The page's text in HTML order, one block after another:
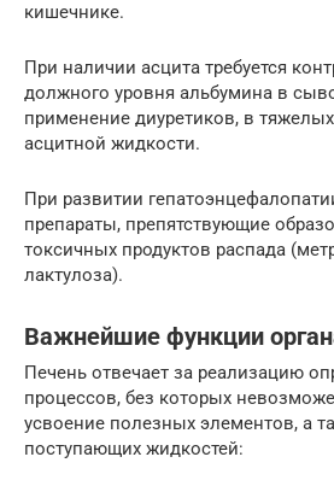
кишечнике.
При наличии асцита требуется
должного уровня альбумина в
применение диуретиков, в
асцитной жидкости.
При развитии
препараты, препятствующие
токсичных продуктов распада
лактулоза).
Важнейшие функции
Печень отвечает за реализацию
процессов, без которых
усвоение полезных элементов, а
поступающих жидкостей: